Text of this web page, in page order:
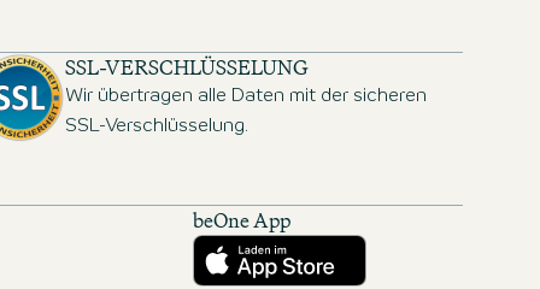
SSL-VERSCHLÜSSELUNG
Wir übertragen alle Daten mit der sicheren
SSL-Verschlüsselung.
beOne App
Herunterladen aus dem App Store